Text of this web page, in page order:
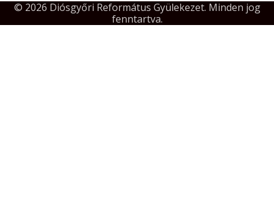
© 2026 Diósgyőri Református Gyülekezet. Minden jog
fenntartva.